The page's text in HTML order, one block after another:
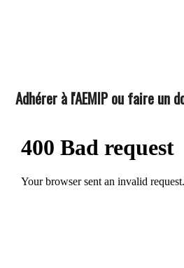
Adhérer à l'AEMIP ou faire un